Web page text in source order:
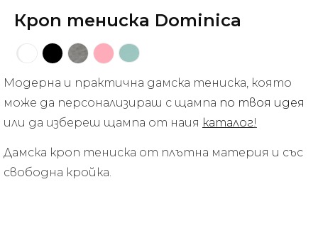
Кроп тениска Dominica
Дамска кроп тениска от плътна материя и със
свободна кройка.
Модерна и практична дамска тениска, която
може да персонализираш с щампа по твоя идея
или да избереш щампа от наия каталог!